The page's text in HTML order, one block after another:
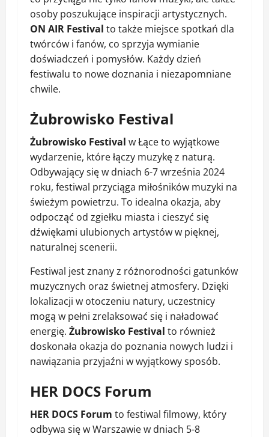
osoby poszukujące inspiracji artystycznych.
ON AIR Festival to także miejsce spotkań dla
twórców i fanów, co sprzyja wymianie
doświadczeń i pomysłów. Każdy dzień
festiwalu to nowe doznania i niezapomniane
chwile.
Żubrowisko Festival
Żubrowisko Festival w Łące to wyjątkowe
wydarzenie, które łączy muzykę z naturą.
Odbywający się w dniach 6-7 września 2024
roku, festiwal przyciąga miłośników muzyki na
świeżym powietrzu. To idealna okazja, aby
odpocząć od zgiełku miasta i cieszyć się
dźwiękami ulubionych artystów w pięknej,
naturalnej scenerii.
Festiwal jest znany z różnorodności gatunków
muzycznych oraz świetnej atmosfery. Dzięki
lokalizacji w otoczeniu natury, uczestnicy
mogą w pełni zrelaksować się i naładować
energię. Żubrowisko Festival to również
doskonała okazja do poznania nowych ludzi i
nawiązania przyjaźni w wyjątkowy sposób.
HER DOCS Forum
HER DOCS Forum to festiwal filmowy, który
odbywa się w Warszawie w dniach 5-8